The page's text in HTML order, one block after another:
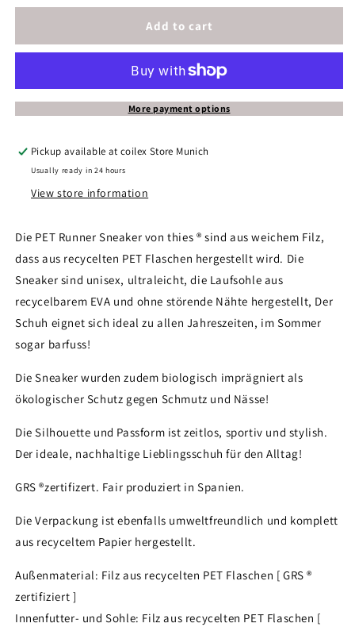
for
®
red
recycelten
Flaschen
for
®
Sneaker
red
recycelten
Flaschen
Add to cart
More payment options
Pickup available atcoilex Store Munich
Usually ready in 24 hours
View store information
Die PET Runner Sneaker von thies ® sind aus weichem Filz,
dass aus recycelten PET Flaschen hergestellt wird. Die
Sneaker sind unisex, ultraleicht, die Laufsohle aus
recycelbarem EVA und ohne störende Nähte hergestellt, Der
Schuh eignet sich ideal zu allen Jahreszeiten, im Sommer
sogar barfuss!
Die Sneaker wurden zudem biologisch imprägniert als
ökologischer Schutz gegen Schmutz und Nässe!
Die Silhouette und Passform ist zeitlos, sportiv und stylish.
Der ideale, nachhaltige Lieblingsschuh für den Alltag!
GRS ®zertifizert. Fair produziert in Spanien.
Die Verpackung ist ebenfalls umweltfreundlich und komplett
aus recyceltem Papier hergestellt.
Außenmaterial: Filz aus recycelten PET Flaschen [ GRS ®
zertifiziert ]
Innenfutter- und Sohle: Filz aus recycelten PET Flaschen [